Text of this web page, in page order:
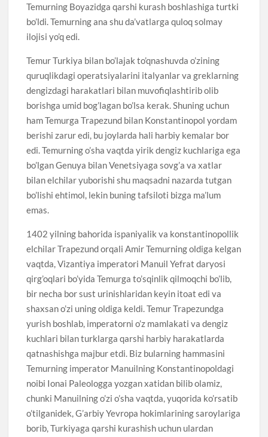
Temurning Boyazidga qarshi kurash boshlashiga turtki
bo’ldi. Temurning ana shu da’vatlarga quloq solmay
ilojisi yo’q edi.
Temur Turkiya bilan bo’lajak to’qnashuvda o’zining
quruqlikdagi operatsiyalarini italyanlar va greklarning
dengizdagi harakatlari bilan muvofiqlashtirib olib
borishga umid bog’lagan bo’lsa kerak. Shuning uchun
ham Temurga Trapezund bilan Konstantinopol yordam
berishi zarur edi, bu joylarda hali harbiy kemalar bor
edi. Temurning o’sha vaqtda yirik dengiz kuchlariga ega
bo’lgan Genuya bilan Venetsiyaga sovg’a va xatlar
bilan elchilar yuborishi shu maqsadni nazarda tutgan
bo’lishi ehtimol, lekin buning tafsiloti bizga ma’lum
emas.
1402 yilning bahorida ispaniyalik va konstantinopollik
elchilar Trapezund orqali Amir Temurning oldiga kelgan
vaqtda, Vizantiya imperatori Manuil Yefrat daryosi
qirg’oqlari bo’yida Temurga to’sqinlik qilmoqchi bo’lib,
bir necha bor sust urinishlaridan keyin itoat edi va
shaxsan o’zi uning oldiga keldi. Temur Trapezundga
yurish boshlab, imperatorni o’z mamlakati va dengiz
kuchlari bilan turklarga qarshi harbiy harakatlarda
qatnashishga majbur etdi. Biz bularning hammasini
Temurning imperator Manuilning Konstantinopoldagi
noibi Ionai Paleologga yozgan xatidan bilib olamiz,
chunki Manuilning o’zi o’sha vaqtda, yuqorida ko’rsatib
o’tilganidek, G’arbiy Yevropa hokimlarining saroylariga
borib, Turkiyaga qarshi kurashish uchun ulardan